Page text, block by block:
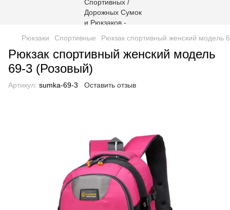
Рюкзаки Спортивные Рюкзак спортивный женский модель
Рюкзак спортивный женский модель
69-3 (Розовый)
Артикул: sumka-69-3 Оставить отзыв